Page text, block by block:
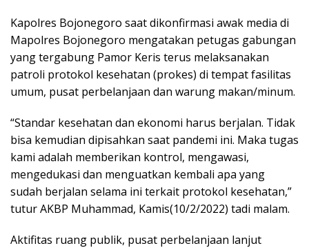
Kapolres Bojonegoro saat dikonfirmasi awak media di
Mapolres Bojonegoro mengatakan petugas gabungan
yang tergabung Pamor Keris terus melaksanakan
patroli protokol kesehatan (prokes) di tempat fasilitas
umum, pusat perbelanjaan dan warung makan/minum.
“Standar kesehatan dan ekonomi harus berjalan. Tidak
bisa kemudian dipisahkan saat pandemi ini. Maka tugas
kami adalah memberikan kontrol, mengawasi,
mengedukasi dan menguatkan kembali apa yang
sudah berjalan selama ini terkait protokol kesehatan,”
tutur AKBP Muhammad, Kamis(10/2/2022) tadi malam.
Aktifitas ruang publik, pusat perbelanjaan lanjut